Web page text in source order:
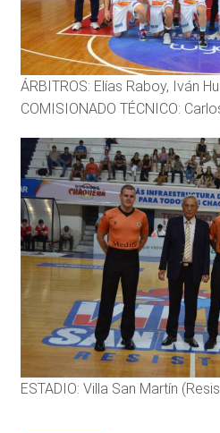
ÁRBITROS: Elías Raboy, Iván
COMISIONADO TÉCNICO:
ESTADIO: Villa San Martín